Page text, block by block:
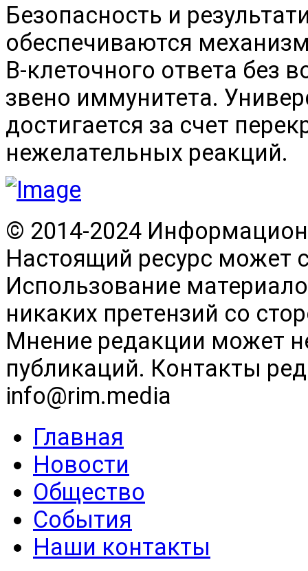
Безопасность и
обеспечиваются
В-клеточного ответа без
звено иммунитета.
достигается за счет
нежелательных реакций.
© 2014-2024
Настоящий ресурс может
Использование
никаких претензий со
Мнение редакции может
публикаций. Контакты
info@rim.media
Главная
Новости
Общество
События
Наши контакты